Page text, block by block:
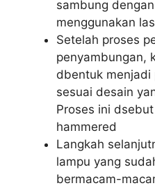
sambung
menggunakan las
Setelah proses
penyambungan,
dbentuk
sesuai desain
Proses ini
hammered
Langkah
lampu yang
bermacam-